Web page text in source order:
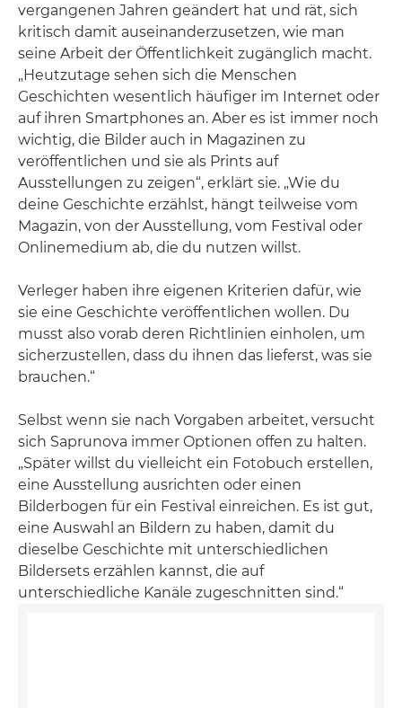
vergangenen Jahren geändert hat und rät, sich
kritisch damit auseinanderzusetzen, wie man
seine Arbeit der Öffentlichkeit zugänglich macht.
„Heutzutage sehen sich die Menschen
Geschichten wesentlich häufiger im Internet oder
auf ihren Smartphones an. Aber es ist immer noch
wichtig, die Bilder auch in Magazinen zu
veröffentlichen und sie als Prints auf
Ausstellungen zu zeigen“, erklärt sie. „Wie du
deine Geschichte erzählst, hängt teilweise vom
Magazin, von der Ausstellung, vom Festival oder
Onlinemedium ab, die du nutzen willst.
Verleger haben ihre eigenen Kriterien dafür, wie
sie eine Geschichte veröffentlichen wollen. Du
musst also vorab deren Richtlinien einholen, um
sicherzustellen, dass du ihnen das lieferst, was sie
brauchen.“
Selbst wenn sie nach Vorgaben arbeitet, versucht
sich Saprunova immer Optionen offen zu halten.
„Später willst du vielleicht ein Fotobuch erstellen,
eine Ausstellung ausrichten oder einen
Bilderbogen für ein Festival einreichen. Es ist gut,
eine Auswahl an Bildern zu haben, damit du
dieselbe Geschichte mit unterschiedlichen
Bildersets erzählen kannst, die auf
unterschiedliche Kanäle zugeschnitten sind.“